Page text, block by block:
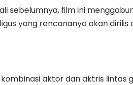
sebelumnya, film ini
yang rencananya akan
aktor dan aktris lintas